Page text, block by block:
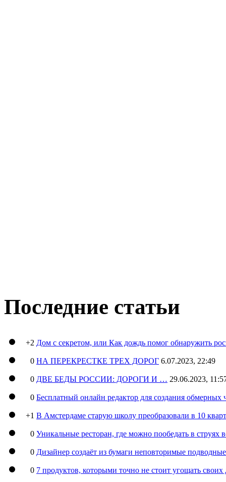
Последние статьи
+2 Дом с секретом, или Как дождь помог обнаружить
0 НА ПЕРЕКРЕСТКЕ ТРЕХ ДОРОГ 6.07.2023, 22:49
0 ДВЕ БЕДЫ РОССИИ: ДОРОГИ И … 29.06.2023,
0 Бесплатный онлайн редактор для создания обмерных
+1 В Амстердаме старую школу преобразовали в 10
0 Уникальные ресторан, где можно пообедать в струях
0 Дизайнер создаёт из бумаги неповторимые
0 7 продуктов, которыми точно не стоит угощать